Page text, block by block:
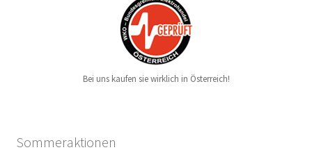
Bei uns kaufen sie wirklich in Österreich!
Sommeraktionen